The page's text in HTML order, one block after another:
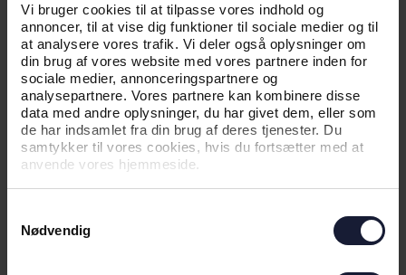
Vi bruger cookies til at tilpasse vores indhold og
annoncer, til at vise dig funktioner til sociale medier og til
at analysere vores trafik. Vi deler også oplysninger om
din brug af vores website med vores partnere inden for
sociale medier, annonceringspartnere og
analysepartnere. Vores partnere kan kombinere disse
data med andre oplysninger, du har givet dem, eller som
de har indsamlet fra din brug af deres tjenester. Du
samtykker til vores cookies, hvis du fortsætter med at
anvende vores hjemmeside.
Nødvendig
NYHED
KAMPTRØJER PÅ AUKTION FOR EN
GOD SAG